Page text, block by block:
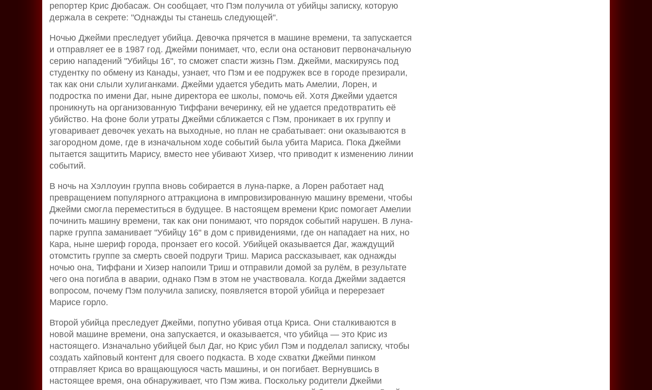
репортер Крис Дюбасаж. Он сообщает, что Пэм получила от убийцы записку, которую
держала в секрете: "Однажды ты станешь следующей".
Ночью Джейми преследует убийца. Девочка прячется в машине времени, та запускается
и отправляет ее в 1987 год. Джейми понимает, что, если она остановит первоначальную
серию нападений "Убийцы 16", то сможет спасти жизнь Пэм. Джейми, маскируясь под
студентку по обмену из Канады, узнает, что Пэм и ее подружек все в городе презирали,
так как они слыли хулиганками. Джейми удается убедить мать Амелии, Лорен, и
подростка по имени Даг, ныне директора ее школы, помочь ей. Хотя Джейми удается
проникнуть на организованную Тиффани вечеринку, ей не удается предотвратить её
убийство. На фоне боли утраты Джейми сближается с Пэм, проникает в их группу и
уговаривает девочек уехать на выходные, но план не срабатывает: они оказываются в
загородном доме, где в изначальном ходе событий была убита Мариса. Пока Джейми
пытается защитить Марису, вместо нее убивают Хизер, что приводит к изменению линии
событий.
В ночь на Хэллоуин группа вновь собирается в луна-парке, а Лорен работает над
превращением популярного аттракциона в импровизированную машину времени, чтобы
Джейми смогла переместиться в будущее. В настоящем времени Крис помогает Амелии
починить машину времени, так как они понимают, что порядок событий нарушен. В луна-
парке группа заманивает "Убийцу 16" в дом с привидениями, где он нападает на них, но
Кара, ныне шериф города, пронзает его косой. Убийцей оказывается Даг, жаждущий
отомстить группе за смерть своей подруги Триш. Мариса рассказывает, как однажды
ночью она, Тиффани и Хизер напоили Триш и отправили домой за рулём, в результате
чего она погибла в аварии, однако Пэм в этом не участвовала. Когда Джейми задается
вопросом, почему Пэм получила записку, появляется второй убийца и перерезает
Марисе горло.
Второй убийца преследует Джейми, попутно убивая отца Криса. Они сталкиваются в
новой машине времени, она запускается, и оказывается, что убийца — это Крис из
настоящего. Изначально убийцей был Даг, но Крис убил Пэм и подделал записку, чтобы
создать хайповый контент для своего подкаста. В ходе схватки Джейми пинком
отправляет Криса во вращающуюся часть машины, и он погибает. Вернувшись в
настоящее время, она обнаруживает, что Пэм жива. Поскольку родители Джейми